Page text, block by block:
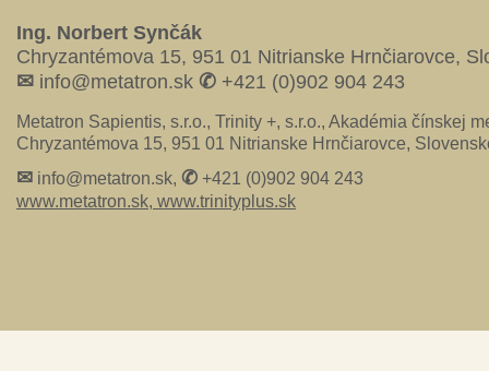
Ing. Norbert Synčák
Chryzantémova 15, 951 01 Nitrianske Hrnčiarovce,
✉ info@metatron.sk ✆ +421 (0)902 904 243
Metatron Sapientis, s.r.o., Trinity +, s.r.o., Akadémia čínskej
Chryzantémova 15, 951 01 Nitrianske Hrnčiarovce,
✉ info@metatron.sk, ✆ +421 (0)902 904 243
www.metatron.sk, www.trinityplus.sk